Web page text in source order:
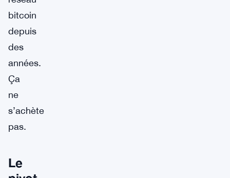
bitcoin
depuis
des
années.
Ça
ne
s’achète
pas.
Le